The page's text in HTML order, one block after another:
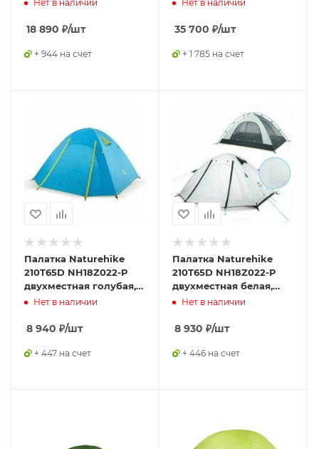
6927595730621
Нет в наличии
18 890 ₽/шт
+ 944 на счет
Нет в наличии
35 700 ₽/шт
+ 1 785 на счет
Палатка Naturehike
210T65D NH18Z022-P
двухместная голубая,
6927595729595
Нет в наличии
8 940 ₽/шт
+ 447 на счет
Палатка Naturehike
210T65D NH18Z022-P
двухместная белая,
6927595729625
Нет в наличии
8 930 ₽/шт
+ 446 на счет